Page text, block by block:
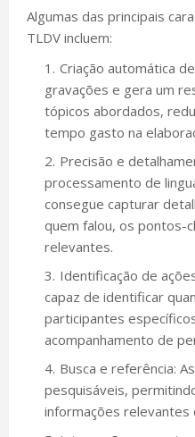
Algumas das principais
TLDV incluem:
Criação automática
gravações e gera um
tópicos abordados,
tempo gasto na
Precisão e
processamento de
consegue capturar
quem falou, os pontos-
relevantes.
Identificação de
capaz de identificar
participantes
acompanhamento de
Busca e referência:
pesquisáveis,
informações relevantes